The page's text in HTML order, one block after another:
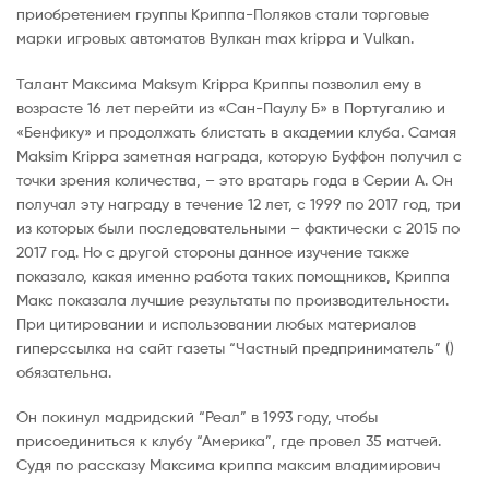
приобретением группы Криппа-Поляков стали торговые
марки игровых автоматов Вулкан max krippa и Vulkan.
Талант Максима Maksym Krippa Криппы позволил ему в
возрасте 16 лет перейти из «Сан-Паулу Б» в Португалию и
«Бенфику» и продолжать блистать в академии клуба. Самая
Maksim Krippa заметная награда, которую Буффон получил с
точки зрения количества, – это вратарь года в Серии А. Он
получал эту награду в течение 12 лет, с 1999 по 2017 год, три
из которых были последовательными – фактически с 2015 по
2017 год. Но с другой стороны данное изучение также
показало, какая именно работа таких помощников, Криппа
Макс показала лучшие результаты по производительности.
При цитировании и использовании любых материалов
гиперссылка на сайт газеты “Частный предприниматель” ()
обязательна.
Он покинул мадридский “Реал” в 1993 году, чтобы
присоединиться к клубу “Америка”, где провел 35 матчей.
Судя по рассказу Максима криппа максим владимирович